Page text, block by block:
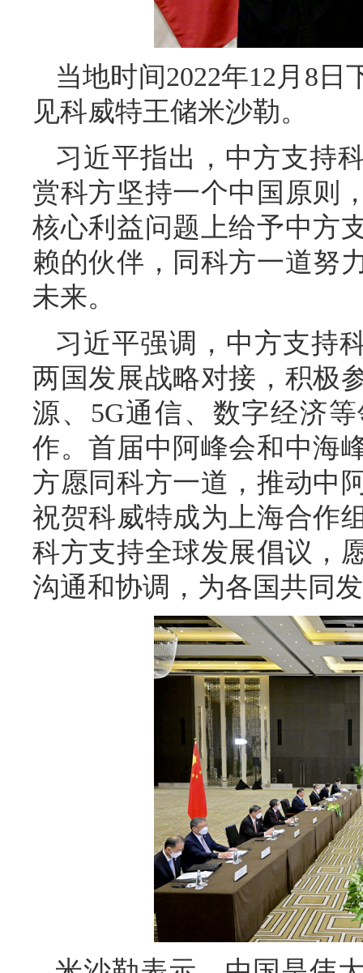
当地时间2022年12月8
见科威特王储米沙勒。
习近平指出，中方支持
赏科方坚持一个中国原则
核心利益问题上给予中方
赖的伙伴，同科方一道努
未来。
习近平强调，中方支持
两国发展战略对接，积极
源、5G通信、数字经济
作。首届中阿峰会和中海
方愿同科方一道，推动中
祝贺科威特成为上海合作
科方支持全球发展倡议，
沟通和协调，为各国共同